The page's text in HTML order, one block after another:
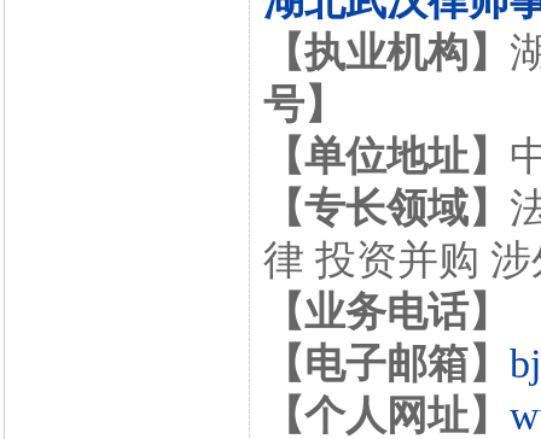
【执业机构】
号】
【单位地址】
【专长领域】
律 投资并购
【业务电话】
【电子邮箱】
【个人网址】